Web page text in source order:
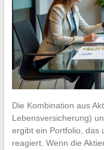
Die Kombination aus
Lebensversicherung)
ergibt ein Portfolio, das
reagiert. Wenn die